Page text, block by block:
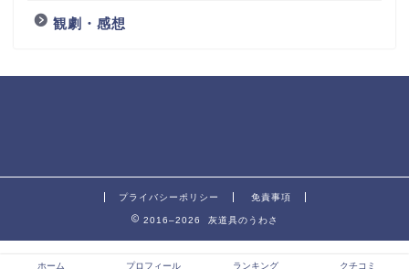
観劇・感想
プライバシーポリシー 免責事項
2016–2026 灰道具のうわさ
ホーム プロフィール ランキング クチコミ